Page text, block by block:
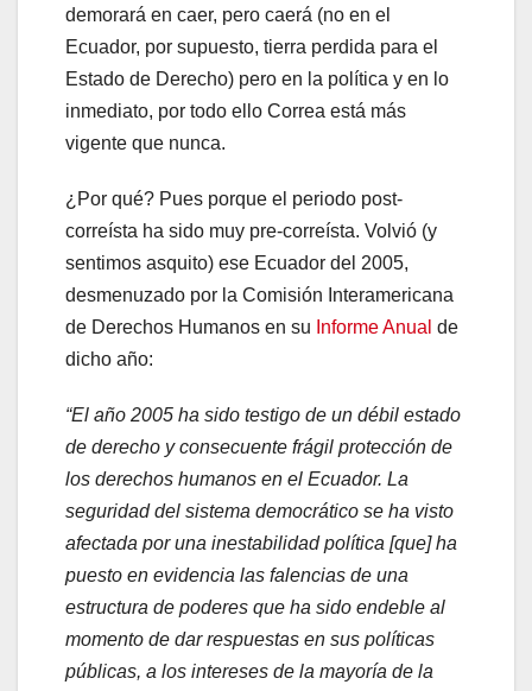
demorará en caer, pero caerá (no en el
Ecuador, por supuesto, tierra perdida para el
Estado de Derecho) pero en la política y en lo
inmediato, por todo ello Correa está más
vigente que nunca.
¿Por qué? Pues porque el periodo post-
correísta ha sido muy pre-correísta. Volvió (y
sentimos asquito) ese Ecuador del 2005,
desmenuzado por la Comisión Interamericana
de Derechos Humanos en su Informe Anual de
dicho año:
“El año 2005 ha sido testigo de un débil estado
de derecho y consecuente frágil protección de
los derechos humanos en el Ecuador. La
seguridad del sistema democrático se ha visto
afectada por una inestabilidad política [que] ha
puesto en evidencia las falencias de una
estructura de poderes que ha sido endeble al
momento de dar respuestas en sus políticas
públicas, a los intereses de la mayoría de la